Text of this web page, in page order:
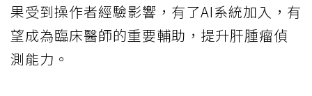
果受到操作者經驗影響，有了AI系統加入，有
望成為臨床醫師的重要輔助，提升肝腫瘤偵
測能力。